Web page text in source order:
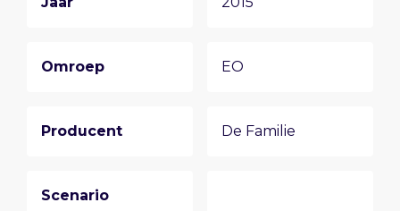
Omroep EO
Producent De Familie
Scenario